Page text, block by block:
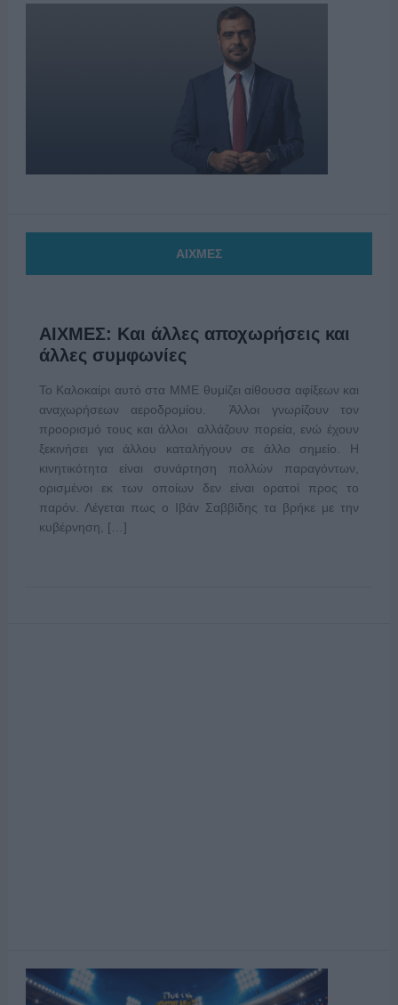
ΑΙΧΜΕΣ
ΑΙΧΜΕΣ: Και άλλες αποχωρήσεις και
άλλες συμφωνίες
Το Καλοκαίρι αυτό στα ΜΜΕ θυμίζει αίθουσα αφίξεων και
αναχωρήσεων αεροδρομίου. Άλλοι γνωρίζουν τον
προορισμό τους και άλλοι αλλάζουν πορεία, ενώ έχουν
ξεκινήσει για άλλου καταλήγουν σε άλλο σημείο. Η
κινητικότητα είναι συνάρτηση πολλών παραγόντων,
ορισμένοι εκ των οποίων δεν είναι ορατοί προς το
παρόν. Λέγεται πως ο Ιβάν Σαββίδης τα βρήκε με την
κυβέρνηση, […]